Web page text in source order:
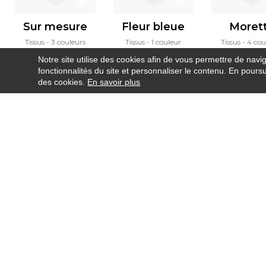
Sur mesure
Tissus 3 couleurs
Fleur bleue
Tissus 1 couleur Tissus 4
Notre site utilise des cookies afin de vous permettre de
fonctionnalités du site et personnaliser le contenu. En
des cookies. En savoir plus